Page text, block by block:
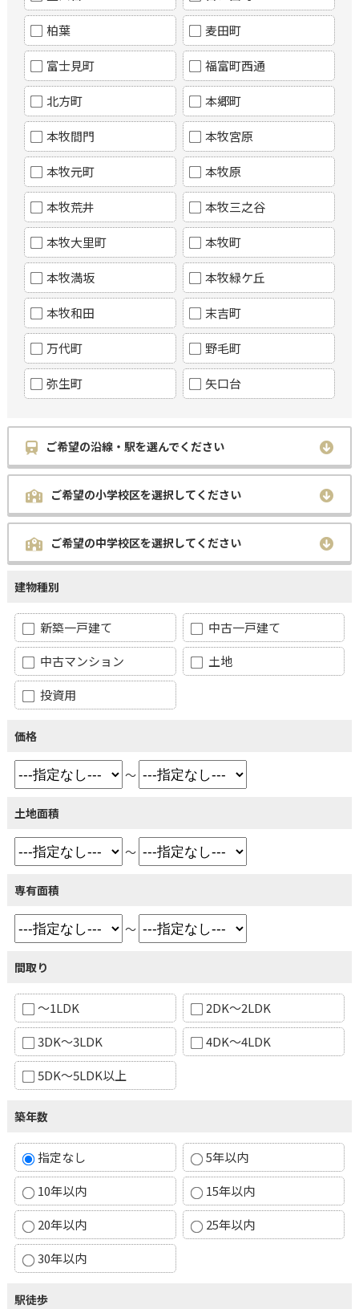
柏葉 麦田町
富士見町 福富町西通
北方町 本郷町
本牧間門 本牧宮原
本牧元町 本牧原
本牧荒井 本牧三之谷
本牧大里町 本牧町
本牧満坂 本牧緑ケ丘
本牧和田 末吉町
万代町 野毛町
弥生町 矢口台
ご希望の沿線・駅を選んでください
ご希望の小学校区を選択してください
ご希望の中学校区を選択してください
建物種別
新築一戸建て
中古一戸建て
中古マンション
土地
投資用
価格
～
土地面積
～
専有面積
～
間取り
～1LDK
2DK～2LDK
3DK～3LDK
4DK～4LDK
5DK～5LDK以上
築年数
指定なし
5年以内
10年以内
15年以内
20年以内
25年以内
30年以内
駅徒歩